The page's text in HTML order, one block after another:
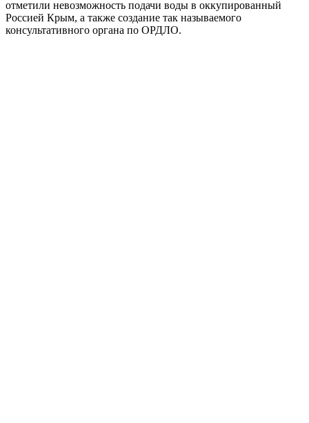
отметили невозможность подачи воды в оккупированный
Россией Крым, а также создание так называемого
консультативного органа по ОРДЛО.